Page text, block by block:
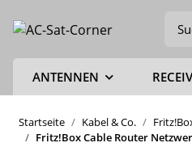
ANTENNEN
Startseite Kabel & Co.
Fritz!Box Cable Router